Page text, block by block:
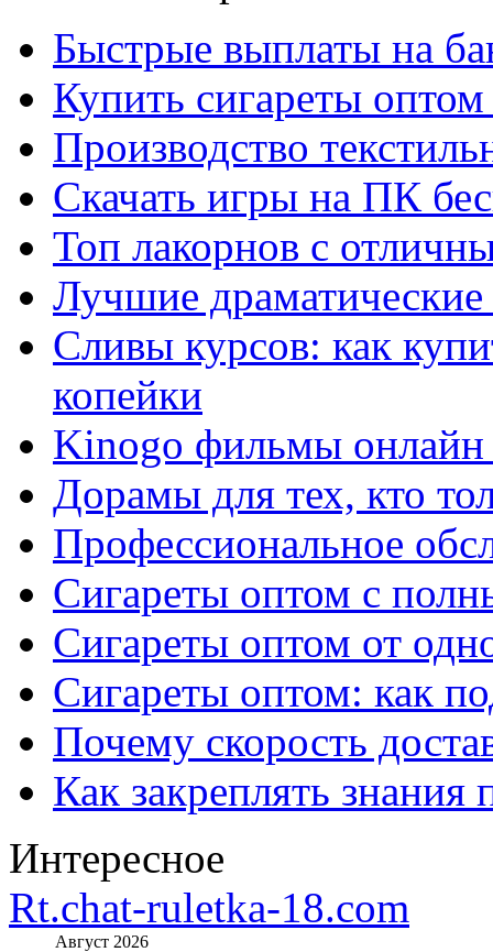
Быстрые выплаты на
Купить сигареты
Производство
Скачать игры на ПК
Топ лакорнов с
Лучшие
Сливы курсов: как
копейки
Kinogo фильмы онлайн
Дорамы для тех, кто
Профессиональное
Сигареты оптом с
Сигареты оптом от
Сигареты оптом: как
Почему скорость
Как закреплять знания
Интересное
Rt.chat-ruletka-18.com
Август 2026